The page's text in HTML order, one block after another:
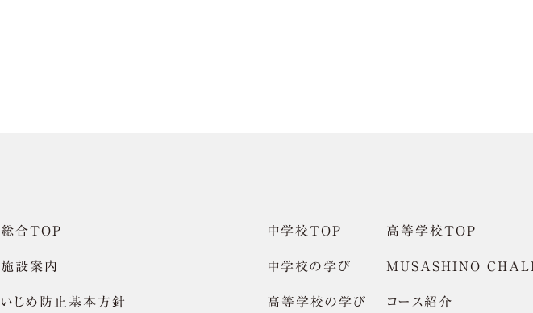
総合TOP
施設案内
いじめ防止基本方針
中学校TOP
中学校の学び
高等学校の学び
高等学校TOP
MUSASHINO
コース紹介